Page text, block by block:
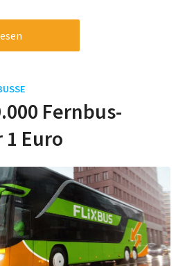
Fernbus-
Euro